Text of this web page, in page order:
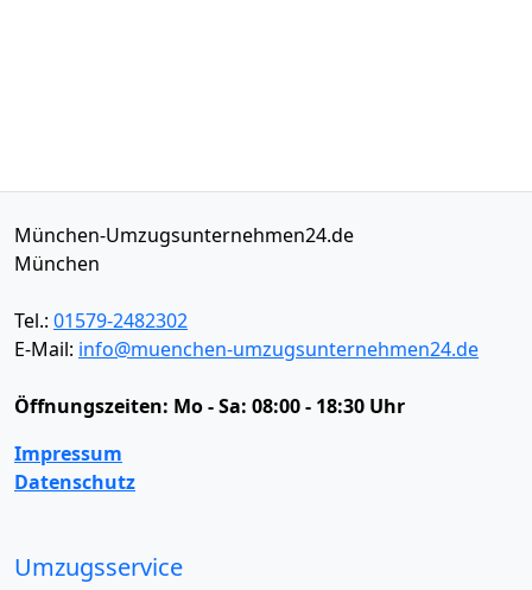
München-Umzugsunternehmen24.de
München
Tel.: 01579-2482302
E-Mail: info@muenchen-umzugsunternehmen24.de
Öffnungszeiten: Mo - Sa: 08:00 - 18:30 Uhr
Impressum
Datenschutz
Umzugsservice